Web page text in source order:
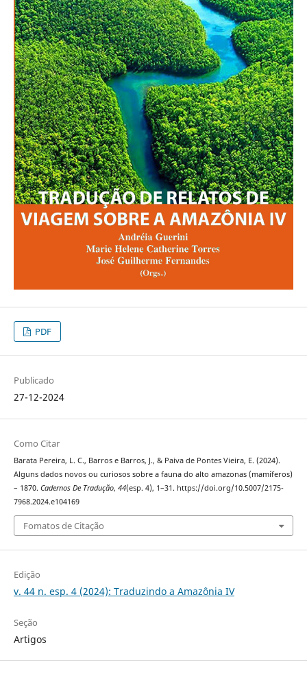
PDF
Publicado
27-12-2024
Como Citar
Barata Pereira, L. C., Barros e Barros, J., & Paiva de Pontes Vieira, E. (2024).
Alguns dados novos ou curiosos sobre a fauna do alto amazonas (mamíferos)
– 1870. Cadernos De Tradução, 44(esp. 4), 1–31. https://doi.org/10.5007/2175-
7968.2024.e104169
Fomatos de Citação
Edição
v. 44 n. esp. 4 (2024): Traduzindo a Amazônia IV
Seção
Artigos